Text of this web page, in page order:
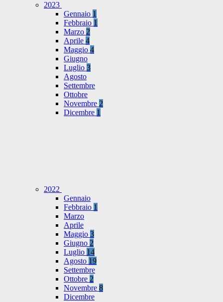
2023
Gennaio 1
Febbraio 1
Marzo 2
Aprile 4
Maggio 4
Giugno
Luglio 3
Agosto
Settembre
Ottobre
Novembre 2
Dicembre 1
2022
Gennaio
Febbraio 1
Marzo
Aprile
Maggio 3
Giugno 2
Luglio 14
Agosto 19
Settembre
Ottobre 2
Novembre 8
Dicembre